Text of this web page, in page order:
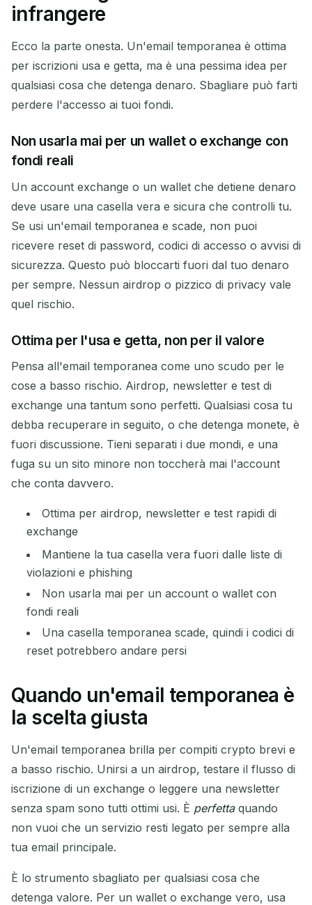
infrangere
Ecco la parte onesta. Un'email temporanea è ottima
per iscrizioni usa e getta, ma è una pessima idea per
qualsiasi cosa che detenga denaro. Sbagliare può farti
perdere l'accesso ai tuoi fondi.
Non usarla mai per un wallet o exchange con
fondi reali
Un account exchange o un wallet che detiene denaro
deve usare una casella vera e sicura che controlli tu.
Se usi un'email temporanea e scade, non puoi
ricevere reset di password, codici di accesso o avvisi di
sicurezza. Questo può bloccarti fuori dal tuo denaro
per sempre. Nessun airdrop o pizzico di privacy vale
quel rischio.
Ottima per l'usa e getta, non per il valore
Pensa all'email temporanea come uno scudo per le
cose a basso rischio. Airdrop, newsletter e test di
exchange una tantum sono perfetti. Qualsiasi cosa tu
debba recuperare in seguito, o che detenga monete, è
fuori discussione. Tieni separati i due mondi, e una
fuga su un sito minore non toccherà mai l'account
che conta davvero.
Ottima per airdrop, newsletter e test rapidi di
exchange
Mantiene la tua casella vera fuori dalle liste di
violazioni e phishing
Non usarla mai per un account o wallet con
fondi reali
Una casella temporanea scade, quindi i codici di
reset potrebbero andare persi
Quando un'email temporanea è
la scelta giusta
Un'email temporanea brilla per compiti crypto brevi e
a basso rischio. Unirsi a un airdrop, testare il flusso di
iscrizione di un exchange o leggere una newsletter
senza spam sono tutti ottimi usi. È perfettaquando
non vuoi che un servizio resti legato per sempre alla
tua email principale.
È lo strumento sbagliato per qualsiasi cosa che
detenga valore. Per un wallet o exchange vero, usa